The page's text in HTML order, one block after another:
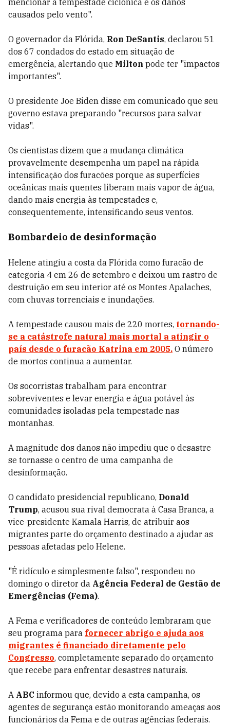
mencionar a tempestade ciclônica e os danos
causados pelo vento".
O governador da Flórida, Ron DeSantis, declarou 51
dos 67 condados do estado em situação de
emergência, alertando que Milton pode ter "impactos
importantes".
O presidente Joe Biden disse em comunicado que seu
governo estava preparando "recursos para salvar
vidas".
Os cientistas dizem que a mudança climática
provavelmente desempenha um papel na rápida
intensificação dos furacões porque as superfícies
oceânicas mais quentes liberam mais vapor de água,
dando mais energia às tempestades e,
consequentemente, intensificando seus ventos.
Bombardeio de desinformação
Helene atingiu a costa da Flórida como furacão de
categoria 4 em 26 de setembro e deixou um rastro de
destruição em seu interior até os Montes Apalaches,
com chuvas torrenciais e inundações.
A tempestade causou mais de 220 mortes, tornando-
se a catástrofe natural mais mortal a atingir o
país desde o furacão Katrina em 2005. O número
de mortos continua a aumentar.
Os socorristas trabalham para encontrar
sobreviventes e levar energia e água potável às
comunidades isoladas pela tempestade nas
montanhas.
A magnitude dos danos não impediu que o desastre
se tornasse o centro de uma campanha de
desinformação.
O candidato presidencial republicano, Donald
Trump, acusou sua rival democrata à Casa Branca, a
vice-presidente Kamala Harris, de atribuir aos
migrantes parte do orçamento destinado a ajudar as
pessoas afetadas pelo Helene.
"É ridículo e simplesmente falso", respondeu no
domingo o diretor da Agência Federal de Gestão de
Emergências (Fema).
A Fema e verificadores de conteúdo lembraram que
seu programa para fornecer abrigo e ajuda aos
migrantes é financiado diretamente pelo
Congresso, completamente separado do orçamento
que recebe para enfrentar desastres naturais.
A ABC informou que, devido a esta campanha, os
agentes de segurança estão monitorando ameaças aos
funcionários da Fema e de outras agências federais.